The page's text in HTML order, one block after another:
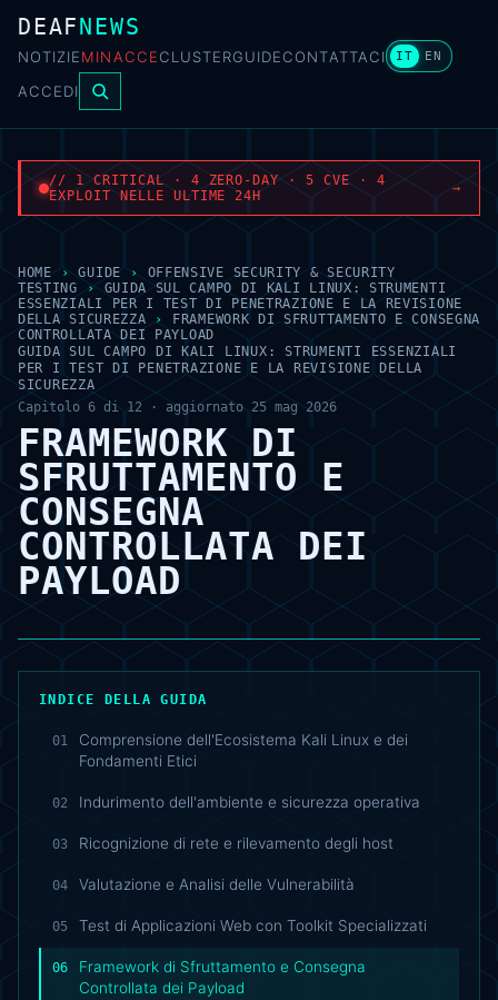
DEAFNEWS
NOTIZIEMINACCECLUSTERGUIDECONTATTACI IT EN
ACCEDI
// 1 CRITICAL · 4 ZERO-DAY · 5 CVE · 4
EXPLOIT NELLE ULTIME 24H
→
HOME › GUIDE › OFFENSIVE SECURITY & SECURITY
TESTING
›
GUIDA SUL CAMPO DI KALI LINUX: STRUMENTI
ESSENZIALI PER I TEST DI PENETRAZIONE E LA REVISIONE
DELLA SICUREZZA ›
FRAMEWORK DI SFRUTTAMENTO E CONSEGNA
CONTROLLATA DEI PAYLOAD
GUIDA SUL CAMPO DI KALI LINUX: STRUMENTI ESSENZIALI
PER I TEST DI PENETRAZIONE E LA REVISIONE DELLA
SICUREZZA
Capitolo 6 di 12 · aggiornato 25 mag 2026
FRAMEWORK DI
SFRUTTAMENTO E
CONSEGNA
CONTROLLATA DEI
PAYLOAD
INDICE DELLA GUIDA
01
Comprensione dell'Ecosistema Kali Linux e dei
Fondamenti Etici
02 Indurimento dell'ambiente e sicurezza operativa
03 Ricognizione di rete e rilevamento degli host
04 Valutazione e Analisi delle Vulnerabilità
05 Test di Applicazioni Web con Toolkit Specializzati
06
Framework di Sfruttamento e Consegna
Controllata dei Payload